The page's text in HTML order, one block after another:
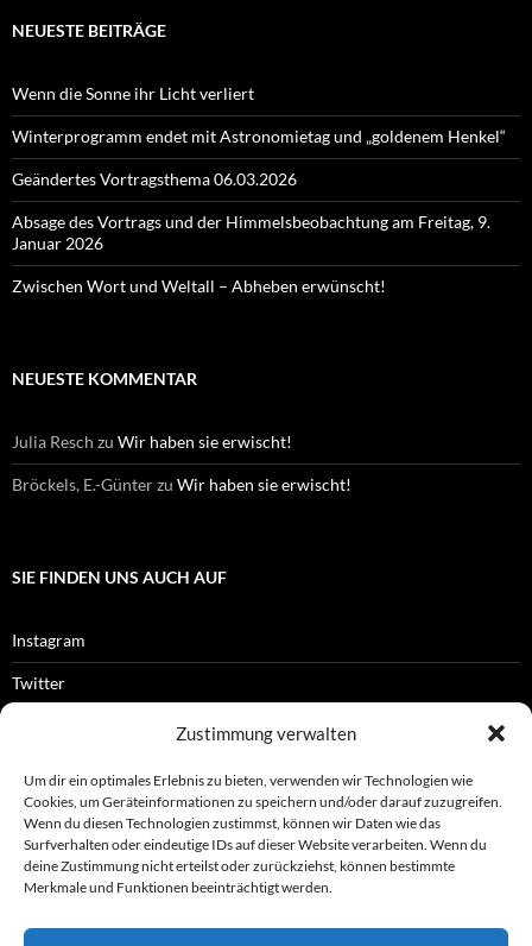
Zustimmung verwalten
Um dir ein optimales Erlebnis zu bieten, verwenden wir Technologien wie
Cookies, um Geräteinformationen zu speichern und/oder darauf zuzugreifen.
Wenn du diesen Technologien zustimmst, können wir Daten wie das
Surfverhalten oder eindeutige IDs auf dieser Website verarbeiten. Wenn du
deine Zustimmung nicht erteilst oder zurückziehst, können bestimmte
Merkmale und Funktionen beeinträchtigt werden.
NEUESTE BEITRÄGE
Wenn die Sonne ihr Licht verliert
Winterprogramm endet mit Astronomietag und „goldenem Henkel“
Geändertes Vortragsthema 06.03.2026
Absage des Vortrags und der Himmelsbeobachtung am Freitag, 9.
Januar 2026
Zwischen Wort und Weltall – Abheben erwünscht!
NEUESTE KOMMENTAR
Julia Resch zu Wir haben sie erwischt!
Bröckels, E.-Günterzu Wir haben sie erwischt!
SIE FINDEN UNS AUCH AUF
Instagram
Twitter
OFFIZIELLES
Impressum